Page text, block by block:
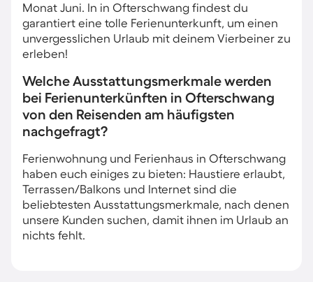
Monat Juni. In in Ofterschwang findest du
garantiert eine tolle Ferienunterkunft, um einen
unvergesslichen Urlaub mit deinem Vierbeiner zu
erleben!
Welche Ausstattungsmerkmale werden
bei Ferienunterkünften in Ofterschwang
von den Reisenden am häufigsten
nachgefragt?
Ferienwohnung und Ferienhaus in Ofterschwang
haben euch einiges zu bieten: Haustiere erlaubt,
Terrassen/Balkons und Internet sind die
beliebtesten Ausstattungsmerkmale, nach denen
unsere Kunden suchen, damit ihnen im Urlaub an
nichts fehlt.